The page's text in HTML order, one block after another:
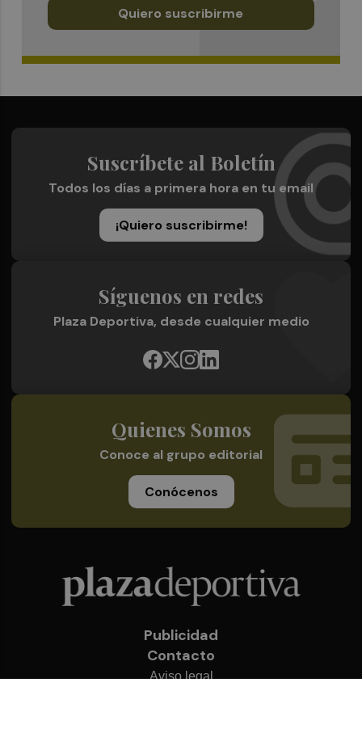
Quiero suscribirme
Suscríbete al Boletín
Todos los días a primera hora en tu email
¡Quiero suscribirme!
Síguenos en redes
Plaza Deportiva, desde cualquier medio
Quienes Somos
Conoce al grupo editorial
Conócenos
Publicidad
Contacto
Aviso legal